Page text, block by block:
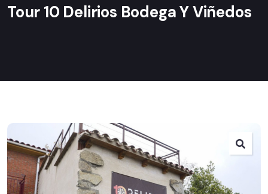
Tour 10 Delirios Bodega Y Viñedos